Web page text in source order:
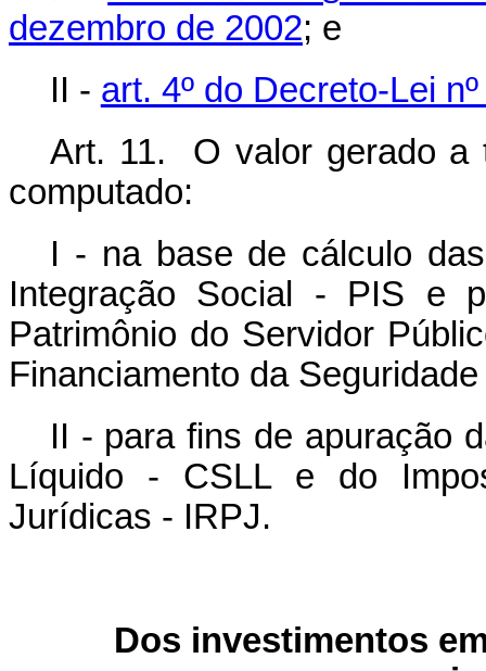
dezembro de 2002; e
II - art. 4º do Decreto-Lei
Art. 11. O valor gerado a
computado:
I - na base de cálculo
Integração Social - PIS e
Patrimônio do Servidor
Financiamento da
II - para fins de apuração
Líquido - CSLL e do
Jurídicas - IRPJ.
Dos investimentos